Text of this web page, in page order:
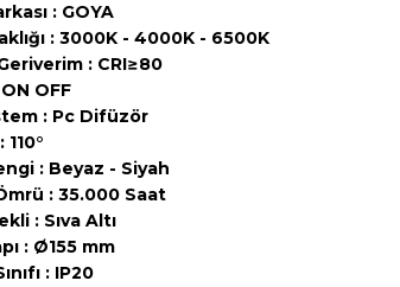
: GOYA
: 3000K - 4000K - 6500K
: CRI≥80
OFF
: Pc Difüzör
110°
: Beyaz - Siyah
: 35.000 Saat
: Sıva Altı
: Ø155 mm
: IP20